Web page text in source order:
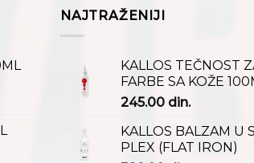
NAJTRAŽENIJI
KALLOS TEČNOST
FARBE SA KOŽE
245.00 din.
KALLOS BALZAM U
PLEX (FLAT IRON)